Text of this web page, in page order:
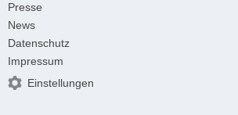
Presse
News
Datenschutz
Impressum
Einstellungen